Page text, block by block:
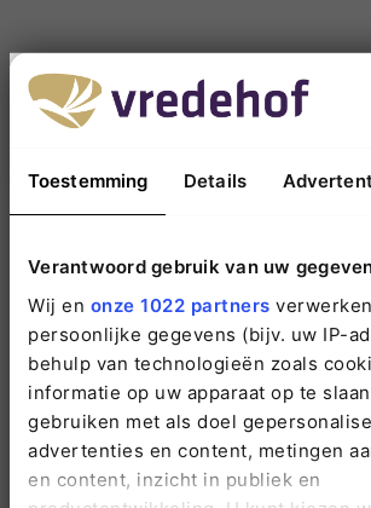
Toestemming Details
Verantwoord gebruik van uw
Wij en onze 1022 partners
persoonlijke gegevens (bijv. uw IP-
behulp van technologieën zoals
informatie op uw apparaat op te
gebruiken met als doel
advertenties en content, metingen
en content, inzicht in publiek en
< Alle nieuwsberichten
Overlijden melden • 24 uur per
Neem gerust contact op wanneer
heeft. Wij staan voor u klaar.
088 1198 200
info@vredehof.nl